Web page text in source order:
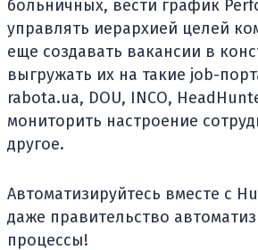
больничных, вести график
управлять иерархией целей
еще создавать вакансии в
выгружать их на такие job-
rabota.ua, DOU, INCO,
мониторить настроение
другое.
Автоматизируйтесь вместе с
даже правительство
процессы!